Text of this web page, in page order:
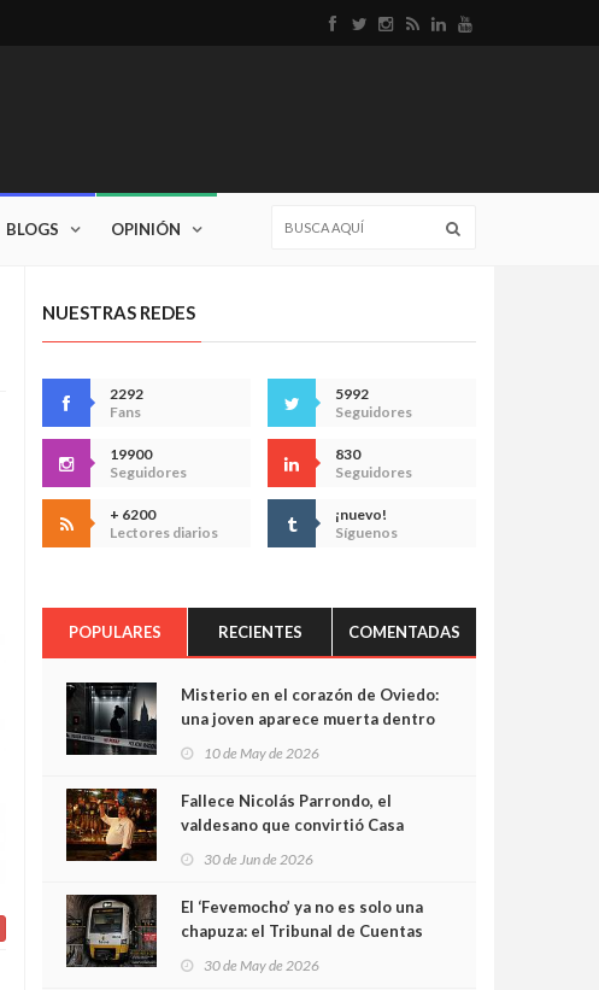
BLOGS OPINIÓN
NUESTRAS REDES
2292
Fans
5992
Seguidores
19900
Seguidores
830
Seguidores
+ 6200
Lectores diarios
¡nuevo!
Síguenos
POPULARES RECIENTES COMENTADAS
Misterio en el corazón de Oviedo:
una joven aparece muerta dentro
cámaras captan sus últimos
minutos
10 de May de 2026
Fallece Nicolás Parrondo, el
valdesano que convirtió Casa
30 de Jun de 2026
El ‘Fevemocho’ ya no es solo una
chapuza: el Tribunal de Cuentas
sobrecoste de los trenes que no
30 de May de 2026